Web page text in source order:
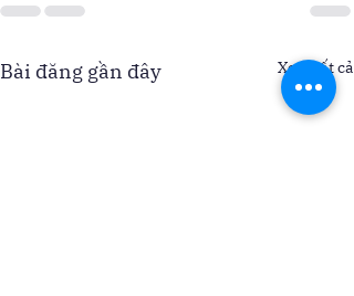
Bài đăng gần đây Xem tất cả